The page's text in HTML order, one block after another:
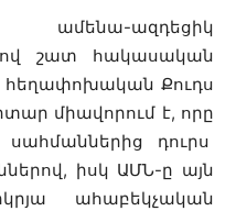
ամենա-ազդեցիկ
ով շատ հակասական
հեղափոխական Քուդս
միավորում է, որը
դուրս
իսկ ԱՄՆ-ը այն
ահաբեկչական